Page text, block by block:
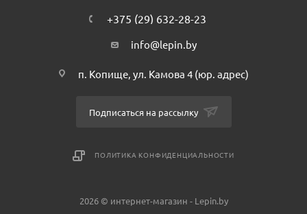
+375 (29) 632-28-23
info@lepin.by
п. Копище, ул. Камова 4 (юр. адрес)
Подписаться на рассылку
ПОЛИТИКА КОНФИДЕНЦИАЛЬНОСТИ
2026 © интернет-магазин - Lepin.by